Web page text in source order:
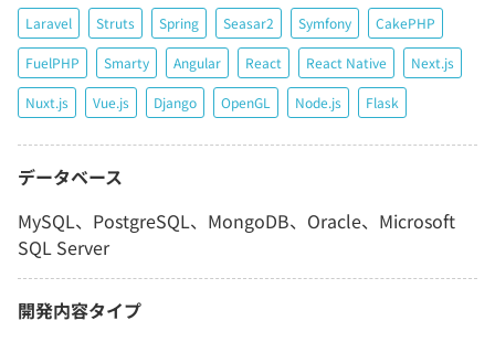
Laravel Struts Spring Seasar2 Symfony CakePHP
FuelPHP Smarty Angular React React Native Next.js
Nuxt.js Vue.js Django OpenGL Node.js Flask
データベース
MySQL、PostgreSQL、MongoDB、Oracle、Microsoft
SQL Server
開発内容タイプ